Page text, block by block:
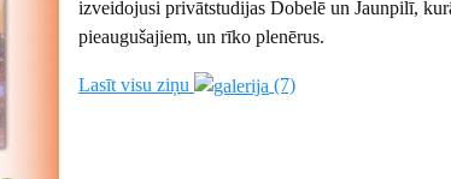
izveidojusi privātstudijas Dobelē un Jaunpilī,
pieaugušajiem, un rīko plenērus.
Lasīt visu ziņu (7)